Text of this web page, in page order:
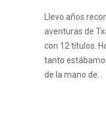
Llevo años
aventuras de
con 12 títulos.
tanto
de la mano de…